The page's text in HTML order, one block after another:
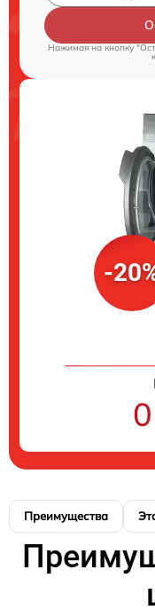
Нажимая на кнопку
-
Преимущества